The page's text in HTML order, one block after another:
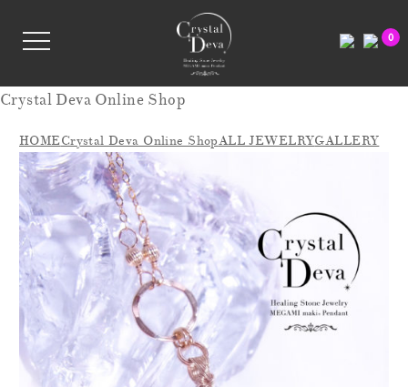
0
Crystal Deva Online Shop
HOMECrystal Deva Online ShopALL JEWELRYGALLERY